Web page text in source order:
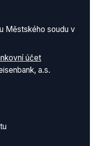
Městského soudu v
účet
a.s.